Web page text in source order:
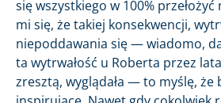
się wszystkiego w 100%
mi się, że takiej konsekwencji,
niepoddawania się — wiadomo,
ta wytrwałość u Roberta przez
zresztą, wyglądała — to myślę, że